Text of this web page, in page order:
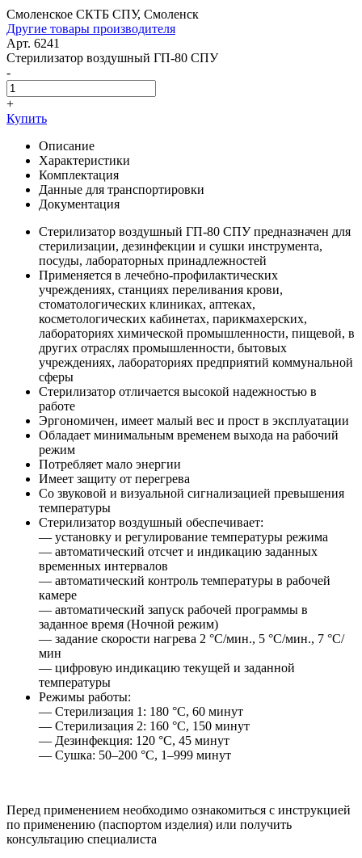
Смоленское СКТБ СПУ, Смоленск
Другие товары производителя
Арт. 6241
Стерилизатор воздушный ГП-80 СПУ
-
+
Купить
Описание
Характеристики
Комплектация
Данные для транспортировки
Документация
Стерилизатор воздушный ГП-80 СПУ предназначен для
стерилизации, дезинфекции и сушки инструмента,
посуды, лабораторных принадлежностей
Применяется в лечебно-профилактических
учреждениях, станциях переливания крови,
стоматологических клиниках, аптеках,
косметологических кабинетах, парикмахерских,
лабораториях химической промышленности, пищевой, в
других отраслях промышленности, бытовых
учреждениях, лабораториях предприятий коммунальной
сферы
Стерилизатор отличается высокой надежностью в
работе
Эргономичен, имеет малый вес и прост в эксплуатации
Обладает минимальным временем выхода на рабочий
режим
Потребляет мало энергии
Имеет защиту от перегрева
Со звуковой и визуальной сигнализацией превышения
температуры
Стерилизатор воздушный обеспечивает:
— установку и регулирование температуры режима
— автоматический отсчет и индикацию заданных
временных интервалов
— автоматический контроль температуры в рабочей
камере
— автоматический запуск рабочей программы в
заданное время (Ночной режим)
— задание скорости нагрева 2 °C/мин., 5 °C/мин., 7 °C/
мин
— цифровую индикацию текущей и заданной
температуры
Режимы работы:
— Стерилизация 1: 180 °C, 60 минут
— Стерилизация 2: 160 °C, 150 минут
— Дезинфекция: 120 °C, 45 минут
— Сушка: 50–200 °C, 1–999 минут
Перед применением необходимо ознакомиться с инструкцией
по применению (паспортом изделия) или получить
консультацию специалиста